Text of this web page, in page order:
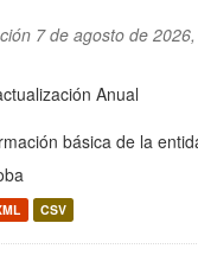
7 de agosto de
Anual
básica de la
CSV